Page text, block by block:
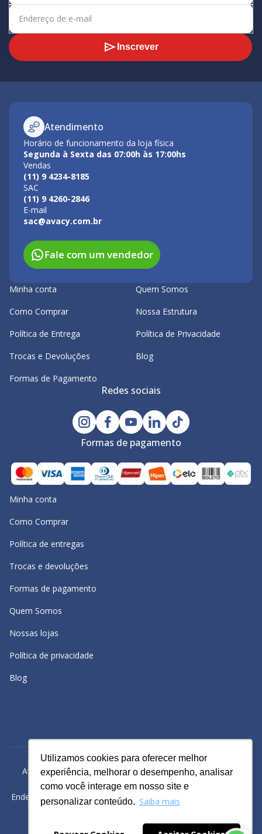
Utilizamos cookies para oferecer melhor
experiência, melhorar o desempenho, analisar
como você interage em nosso site e
personalizar conteúdo. Saiba mais
Utilizamos cookies para oferecer melhor
experiência, melhorar o desempenho, analisar
como você interage em nosso site e
personalizar conteúdo. Saiba mais
Inscrever
Atendimento
Horário de funcionamento da loja física
Segunda à Sexta das 07:00h às 17:00hs
Vendas
(11) 9 4234-8185
SAC
(11) 9 4260-2846
E-mail
sac@avacy.com.br
Fale com um vendedor
Minha conta
Como Comprar
Política de Entrega
Trocas e Devoluções
Formas de Pagamento
Quem Somos
Nossa Estrutura
Política de Privacidade
Blog
Redes sociais
Formas de pagamento
Minha conta
Como Comprar
Política de entregas
Trocas e devoluções
Formas de pagamento
Quem Somos
Nossas lojas
Política de privacidade
Blog
Avacy Distribuidora e Comércio de Calçados Ltda | CNPJ:
61.234.829/0001-43
Endereço: Rua Gomes Cardim, 235, Bairro: Brás, São Paulo -SP